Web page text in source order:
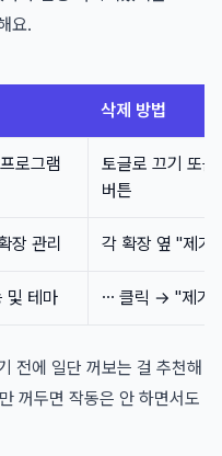
요.
삭제 방법
로그램
토글로 끄기 또
버튼
관리 각 확장 옆 "제거
및 테마 ⋯ 클릭 → "제거"
전에 일단 꺼보는 걸 추천해
꺼두면 작동은 안 하면서도